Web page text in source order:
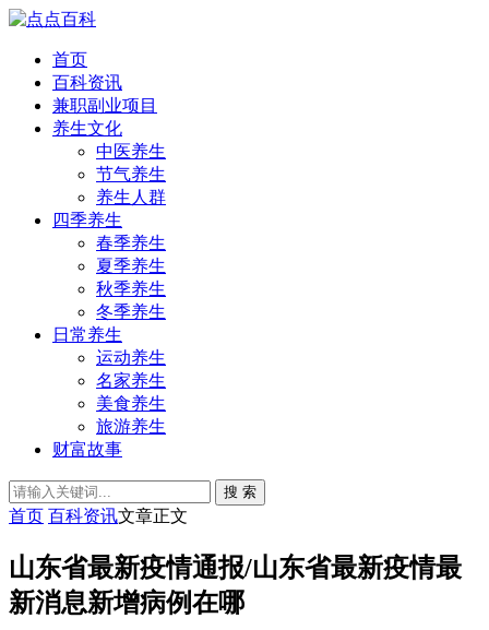
首页
百科资讯
兼职副业项目
养生文化
中医养生
节气养生
养生人群
四季养生
春季养生
夏季养生
秋季养生
冬季养生
日常养生
运动养生
名家养生
美食养生
旅游养生
财富故事
搜 索
首页 百科资讯文章正文
山东省最新疫情通报/山东省最新疫情最
新消息新增病例在哪